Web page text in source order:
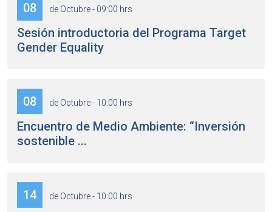
08 de Octubre - 09:00 hrs
Sesión introductoria del Programa Target
Gender Equality
08 de Octubre - 10:00 hrs
Encuentro de Medio Ambiente: “Inversión
sostenible ...
14 de Octubre - 10:00 hrs